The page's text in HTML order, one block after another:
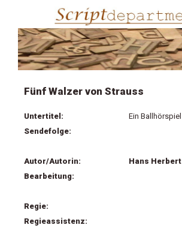
Fünf Walzer von Strauss
Untertitel:
Ein Ballhörspiel
Sendefolge:
Autor/Autorin:
Hans Herbert
Bearbeitung:
Regie:
Regieassistenz: